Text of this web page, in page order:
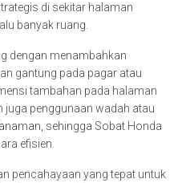
di sekitar halaman
banyak ruang.
dengan menambahkan
gantung pada pagar atau
tambahan pada halaman
juga penggunaan wadah atau
sehingga Sobat Honda
efisien.
pencahayaan yang tepat untuk